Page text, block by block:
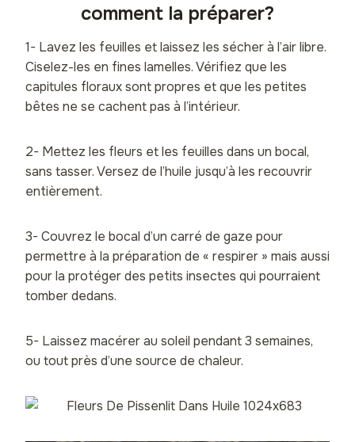
comment la préparer?
1- Lavez les feuilles et laissez les sécher à l’air libre.
Ciselez-les en fines lamelles. Vérifiez que les
capitules floraux sont propres et que les petites
bêtes ne se cachent pas à l’intérieur.
2- Mettez les fleurs et les feuilles dans un bocal,
sans tasser. Versez de l’huile jusqu’à les recouvrir
entièrement.
3- Couvrez le bocal d’un carré de gaze pour
permettre à la préparation de « respirer » mais aussi
pour la protéger des petits insectes qui pourraient
tomber dedans.
5- Laissez macérer au soleil pendant 3 semaines,
ou tout près d’une source de chaleur.